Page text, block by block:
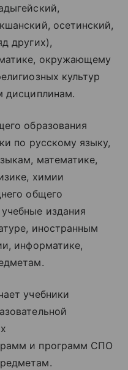
осетинский,
других),
окружающему
культур
дисциплинам.
образования
по русскому языку,
математике,
химии
общего
издания
иностранным
информатике,
учебники
и программ СПО